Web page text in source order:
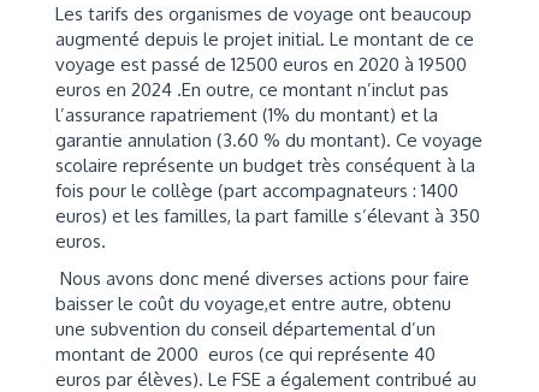
Les tarifs des organismes de voyage ont beaucoup
augmenté depuis le projet initial. Le montant de ce
voyage est passé de 12500 euros en 2020 à 19500
euros en 2024 .En outre, ce montant n’inclut pas
l’assurance rapatriement (1% du montant) et la
garantie annulation (3.60 % du montant). Ce voyage
scolaire représente un budget très conséquent à la
fois pour le collège (part accompagnateurs : 1400
euros) et les familles, la part famille s’élevant à 350
euros.
Nous avons donc mené diverses actions pour faire
baisser le coût du voyage,et entre autre, obtenu
une subvention du conseil départemental d’un
montant de 2000 euros (ce qui représente 40
euros par élèves). Le FSE a également contribué au